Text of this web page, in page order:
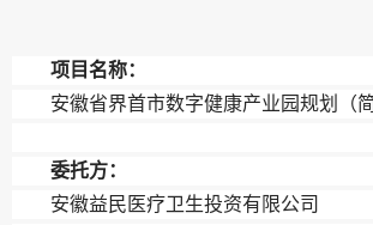
项目名称：
安徽省界首市数字健康产业园规划（简
委托方：
安徽益民医疗卫生投资有限公司